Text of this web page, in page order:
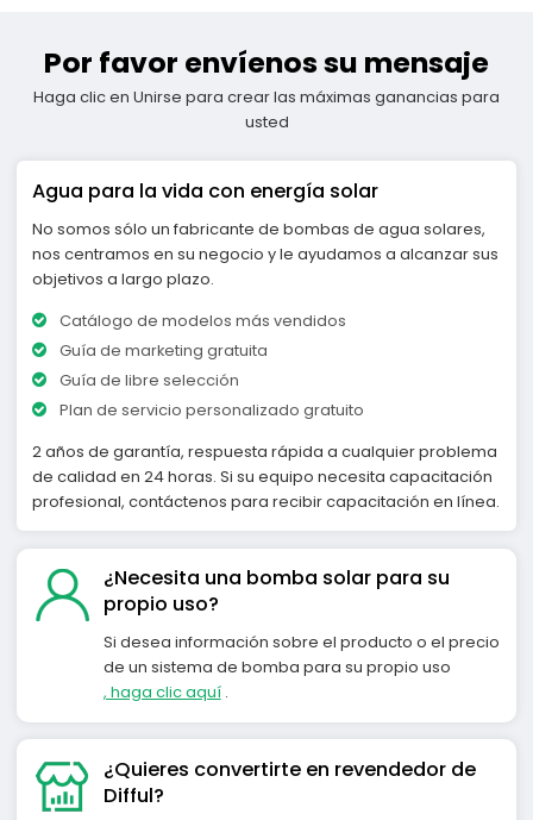
Por favor envíenos su mensaje
Haga clic en Unirse para crear las máximas ganancias para
usted
Agua para la vida con energía solar
No somos sólo un fabricante de bombas de agua solares,
nos centramos en su negocio y le ayudamos a alcanzar sus
objetivos a largo plazo.
Catálogo de modelos más vendidos
Guía de marketing gratuita
Guía de libre selección
Plan de servicio personalizado gratuito
2 años de garantía, respuesta rápida a cualquier problema
de calidad en 24 horas. Si su equipo necesita capacitación
profesional, contáctenos para recibir capacitación en línea.
¿Necesita una bomba solar para su
propio uso?
Si desea información sobre el producto o el precio
de un sistema de bomba para su propio uso
, haga clic aquí.
¿Quieres convertirte en revendedor de
Difful?